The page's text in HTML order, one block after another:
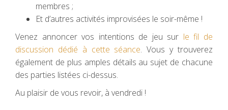
membres ;
Et d’autres activités improvisées le soir-même !
Venez annoncer vos intentions de jeu sur le fil de
discussion dédié à cette séance. Vous y trouverez
également de plus amples détails au sujet de chacune
des parties listées ci-dessus.
Au plaisir de vous revoir, à vendredi !